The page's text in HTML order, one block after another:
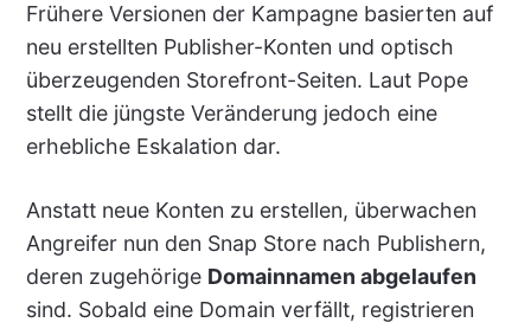
Frühere Versionen der Kampagne basierten auf
neu erstellten Publisher-Konten und optisch
überzeugenden Storefront-Seiten. Laut Pope
stellt die jüngste Veränderung jedoch eine
erhebliche Eskalation dar.
Anstatt neue Konten zu erstellen, überwachen
Angreifer nun den Snap Store nach Publishern,
deren zugehörige Domainnamen abgelaufen
sind. Sobald eine Domain verfällt, registrieren